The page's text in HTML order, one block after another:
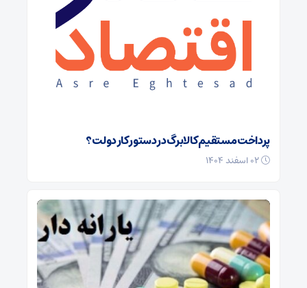
پرداخت مستقیم کالابرگ در دستور کار دولت؟